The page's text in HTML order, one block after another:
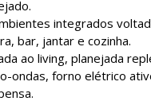
integrados
bar, jantar e cozinha.
ao living, planejada
ondas, forno elétrico